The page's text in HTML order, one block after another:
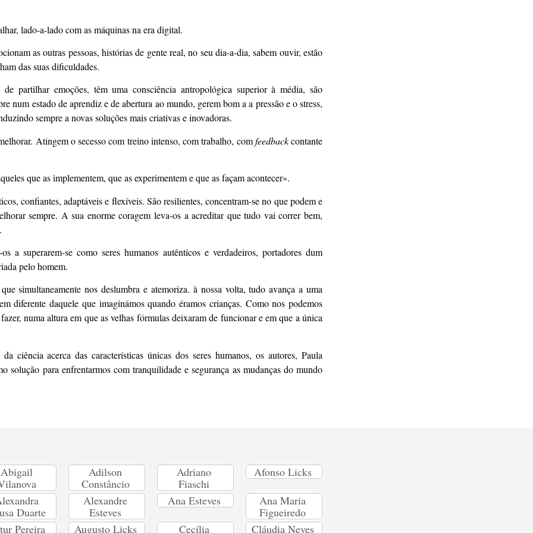
lado-a-lado com as máquinas na era digital.
as outras pessoas, histórias de gente real, no seu dia-a-dia, sabem ouvir, estão
das suas dificuldades.
partilhar emoções, têm uma consciência antropológica superior à média, são
num estado de aprendiz e de abertura ao mundo, gerem bom a a pressão e o stress,
sempre a novas soluções mais criativas e inovadoras.
Atingem o secesso com treino intenso, com trabalho, comfeedbackcontante
que as implementem, que as experimentem e que as façam acontecer».
confiantes, adaptáveis e flexíveis. São resilientes, concentram-se no que podem e
sempre. A sua enorme coragem leva-os a acreditar que tudo vai correr bem,
superarem-se como seres humanos autênticos e verdadeiros, portadores dum
pelo homem.
simultaneamente nos deslumbra e atemoriza. à nossa volta, tudo avança a uma
diferente daquele que imaginámos quando éramos crianças. Como nos podemos
numa altura em que as velhas fórmulas deixaram de funcionar e em que a única
ciência acerca das características únicas dos seres humanos, os autores, Paula
solução para enfrentarmos com tranquilidade e segurança as mudanças do mundo
Abigail
Adilson
Constâncio
Adriano
Fiaschi
Afonso Licks
Duarte
Alexandre
Esteves
Ana Esteves
Ana Maria
Figueiredo
Pereira
Augusto Licks Cecília Cláudia Neves